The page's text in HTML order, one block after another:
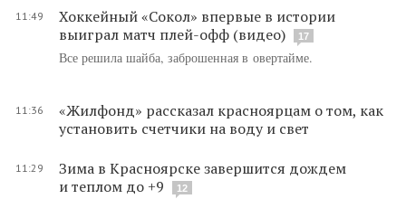
11:49
Хоккейный «Сокол» впервые в истории
выиграл матч плей-офф (видео)
17
Все решила шайба, заброшенная в овертайме.
11:36
«Жилфонд» рассказал красноярцам о том, как
установить счетчики на воду и свет
11:29
Зима в Красноярске завершится дождем
и теплом до +9
12